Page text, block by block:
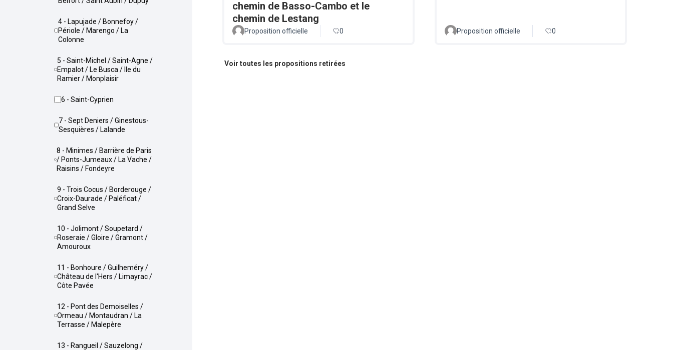
4 - Lapujade / Bonnefoy /
Périole / Marengo / La
Colonne
5 - Saint-Michel / Saint-Agne /
Empalot / Le Busca / Ile du
Ramier / Monplaisir
6 - Saint-Cyprien
7 - Sept Deniers / Ginestous-
Sesquières / Lalande
8 - Minimes / Barrière de Paris
/ Ponts-Jumeaux / La Vache /
Raisins / Fondeyre
9 - Trois Cocus / Borderouge /
Croix-Daurade / Paléficat /
Grand Selve
10 - Jolimont / Soupetard /
Roseraie / Gloire / Gramont /
Amouroux
11 - Bonhoure / Guilheméry /
Château de l'Hers / Limayrac /
Côte Pavée
12 - Pont des Demoiselles /
Ormeau / Montaudran / La
Terrasse / Malepère
13 - Rangueil / Sauzelong /
chemin de Basso-Cambo et le
chemin de Lestang
Proposition officielle 0 Proposition officielle 0
Voir toutes les propositions retirées